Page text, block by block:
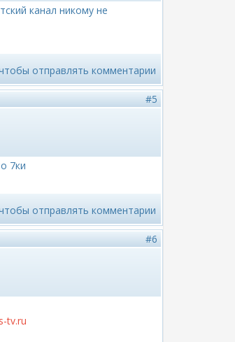
канал никому не
отправлять комментарии
#5
7ки
отправлять комментарии
#6
tv.ru